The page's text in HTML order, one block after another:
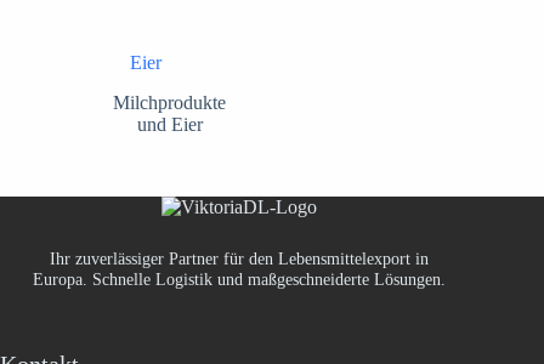
Eier
Milchprodukte
und Eier
Ihr zuverlässiger Partner für den Lebensmittelexport in
Europa. Schnelle Logistik und maßgeschneiderte Lösungen.